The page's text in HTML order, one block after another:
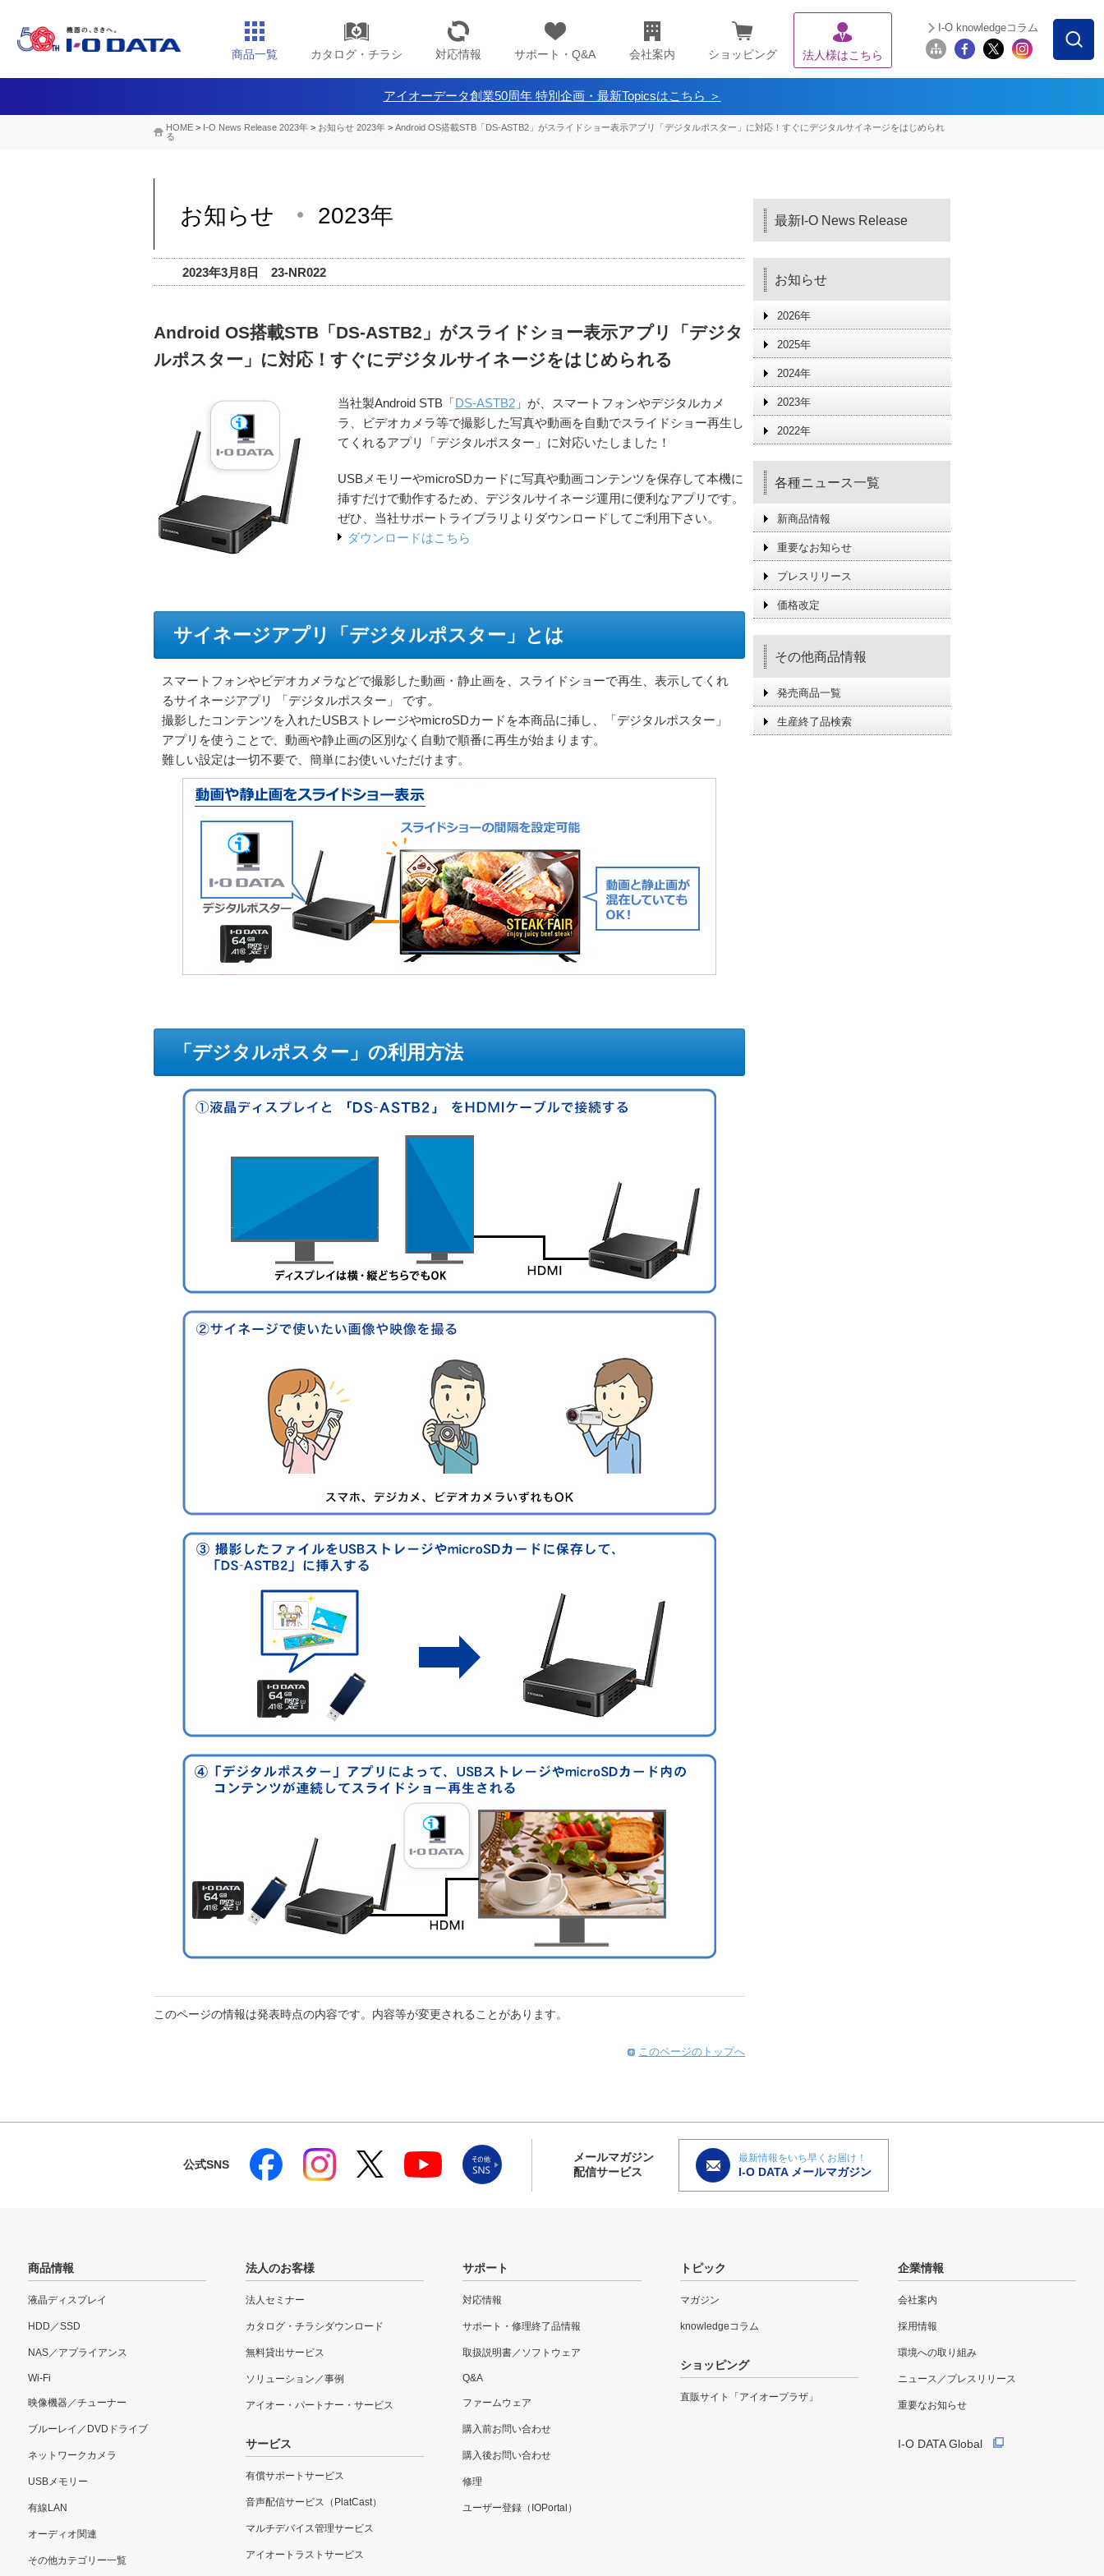
商品一覧 カタログ・チラシ 対応情報 サポート・Q&A 会社案内 ショッピング 法人様はこちら
I-O knowledgeコラム
アイオーデータ創業50周年 特別企画・最新Topicsはこちら ＞
HOME > I-O News Release 2023年 > お知らせ 2023年 > Android OS搭載STB「DS-ASTB2」がスライドショー表示アプリ「デジタルポスター」に対応！すぐにデジタルサイネージをはじめられ
る
お知らせ 2023年
2023年3月8日 23-NR022
Android OS搭載STB「DS-ASTB2」がスライドショー表示アプリ「デジタ
ルポスター」に対応！すぐにデジタルサイネージをはじめられる
当社製Android STB「DS-ASTB2 」が、スマートフォンやデジタルカメ
ラ、ビデオカメラ等で撮影した写真や動画を自動でスライドショー再生し
てくれるアプリ「デジタルポスター」に対応いたしました！
USBメモリーやmicroSDカードに写真や動画コンテンツを保存して本機に
挿すだけで動作するため、デジタルサイネージ運用に便利なアプリです。
ぜひ、当社サポートライブラリよりダウンロードしてご利用下さい。
ダウンロードはこちら
サイネージアプリ「デジタルポスター」とは
スマートフォンやビデオカメラなどで撮影した動画・静止画を、スライドショーで再生、表示してくれ
るサイネージアプリ 「デジタルポスター」 です。
撮影したコンテンツを入れたUSBストレージやmicroSDカードを本商品に挿し、「デジタルポスター」
アプリを使うことで、動画や静止画の区別なく自動で順番に再生が始まります。
難しい設定は一切不要で、簡単にお使いいただけます。
「デジタルポスター」の利用方法
このページの情報は発表時点の内容です。内容等が変更されることがあります。
このページのトップへ
最新I-O News Release
お知らせ
2026年
2025年
2024年
2023年
2022年
各種ニュース一覧
新商品情報
重要なお知らせ
プレスリリース
価格改定
その他商品情報
発売商品一覧
生産終了品検索
公式SNS
メールマガジン
配信サービス
最新情報をいち早くお届け！
I-O DATA メールマガジン
商品情報
液晶ディスプレイ
HDD／SSD
NAS／アプライアンス
Wi-Fi
映像機器／チューナー
ブルーレイ／DVDドライブ
ネットワークカメラ
USBメモリー
有線LAN
オーディオ関連
その他カテゴリー一覧
法人のお客様
法人セミナー
カタログ・チラシダウンロード
無料貸出サービス
ソリューション／事例
アイオー・パートナー・サービス
サービス
有償サポートサービス
音声配信サービス（PlatCast）
マルチデバイス管理サービス
アイオートラストサービス
サポート
対応情報
サポート・修理終了品情報
取扱説明書／ソフトウェア
Q&A
ファームウェア
購入前お問い合わせ
購入後お問い合わせ
修理
ユーザー登録（IOPortal）
トピック
マガジン
knowledgeコラム
ショッピング
直販サイト「アイオープラザ」
企業情報
会社案内
採用情報
環境への取り組み
ニュース／プレスリリース
重要なお知らせ
I-O DATA Global